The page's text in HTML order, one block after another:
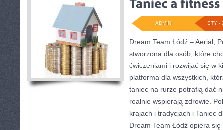
STY -
ADMIN
Dream Team Łódź – Aerial,
stworzona dla osób, które
ćwiczeniami i rozwijać się w
platforma dla wszystkich,
taniec na rurze potrafią dać
realnie wspierają zdrowie.
krajach i tradycjach i Taniec
Dream Team Łódź opiera się